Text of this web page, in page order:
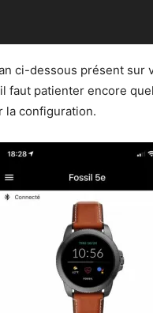
ci-dessous présent sur
faut patienter encore
la configuration.